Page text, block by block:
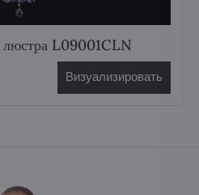
люстра L09001CLN
Визуализировать